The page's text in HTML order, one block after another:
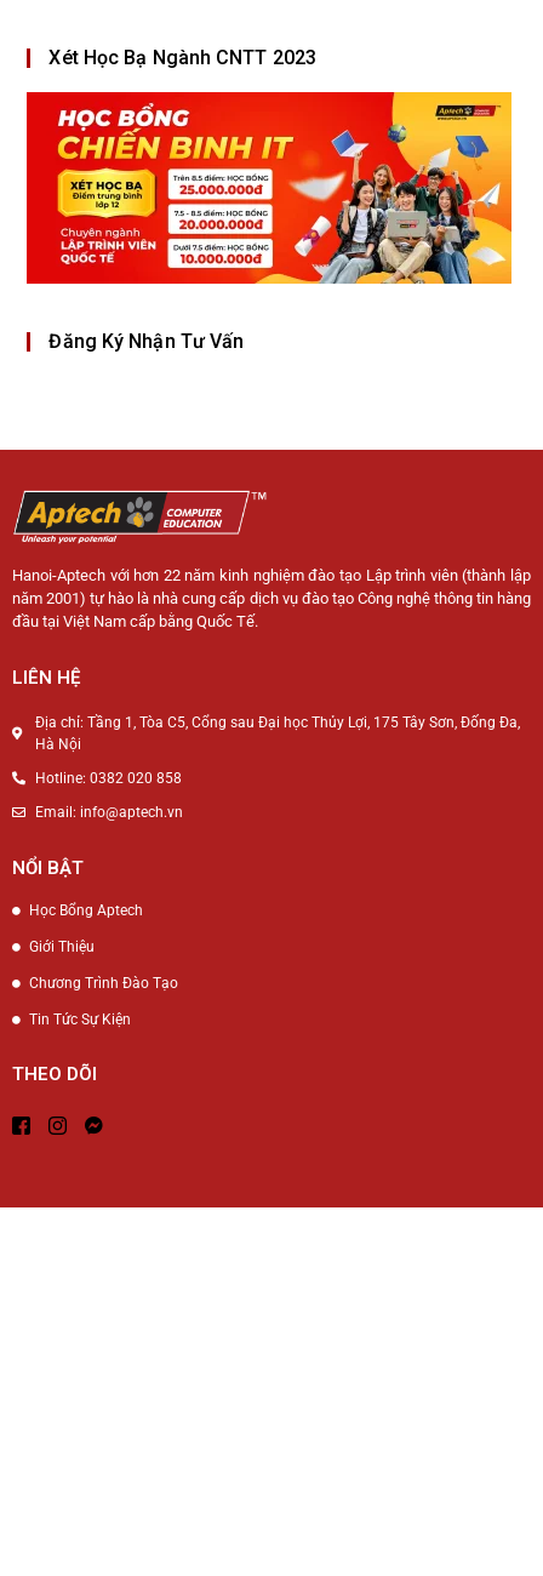
Xét Học Bạ Ngành CNTT 2023
Đăng Ký Nhận Tư Vấn
Hanoi-Aptech với hơn 22 năm kinh nghiệm đào tạo Lập trình viên (thành lập
năm 2001) tự hào là nhà cung cấp dịch vụ đào tạo Công nghệ thông tin hàng
đầu tại Việt Nam cấp bằng Quốc Tế.
LIÊN HỆ
Địa chỉ: Tầng 1, Tòa C5, Cổng sau Đại học Thủy Lợi, 175 Tây Sơn, Đống Đa,
Hà Nội
Hotline: 0382 020 858
Email: info@aptech.vn
NỔI BẬT
Học Bổng Aptech
Giới Thiệu
Chương Trình Đào Tạo
Tin Tức Sự Kiện
THEO DÕI